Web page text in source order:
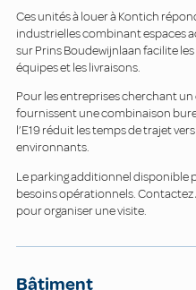
Ces unités à louer à Kontich
industrielles combinant espaces
sur Prins Boudewijnlaan facilite
équipes et les livraisons.
Pour les entreprises cherchant
fournissent une combinaison
l’E19 réduit les temps de trajet
environnants.
Le parking additionnel disponible
besoins opérationnels. Contactez
pour organiser une visite.
Bâtiment